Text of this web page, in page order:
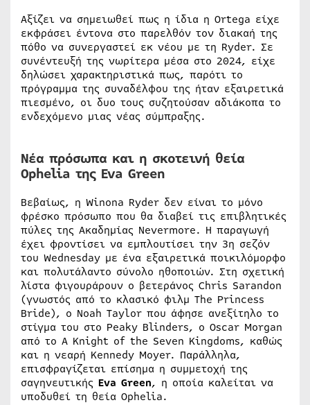
Αξίζει να σημειωθεί πως η ίδια η Ortega είχε
εκφράσει έντονα στο παρελθόν τον διακαή της
πόθο να συνεργαστεί εκ νέου με τη Ryder. Σε
συνέντευξή της νωρίτερα μέσα στο 2024, είχε
δηλώσει χαρακτηριστικά πως, παρότι το
πρόγραμμα της συναδέλφου της ήταν εξαιρετικά
πιεσμένο, οι δυο τους συζητούσαν αδιάκοπα το
ενδεχόμενο μιας νέας σύμπραξης.
Νέα πρόσωπα και η σκοτεινή θεία
Ophelia της Eva Green
Βεβαίως, η Winona Ryder δεν είναι το μόνο
φρέσκο πρόσωπο που θα διαβεί τις επιβλητικές
πύλες της Ακαδημίας Nevermore. Η παραγωγή
έχει φροντίσει να εμπλουτίσει την 3η σεζόν
του Wednesday με ένα εξαιρετικά ποικιλόμορφο
και πολυτάλαντο σύνολο ηθοποιών. Στη σχετική
λίστα φιγουράρουν ο βετεράνος Chris Sarandon
(γνωστός από το κλασικό φιλμ The Princess
Bride), ο Noah Taylor που άφησε ανεξίτηλο το
στίγμα του στο Peaky Blinders, ο Oscar Morgan
από το A Knight of the Seven Kingdoms, καθώς
και η νεαρή Kennedy Moyer. Παράλληλα,
επισφραγίζεται επίσημα η συμμετοχή της
σαγηνευτικής Eva Green, η οποία καλείται να
υποδυθεί τη θεία Ophelia.